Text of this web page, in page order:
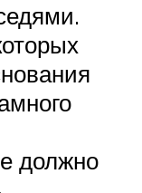
должно